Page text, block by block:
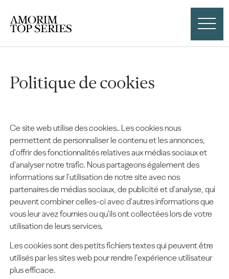
Politique de cookies
Ce site web utilise des cookies.. Les cookies nous
permettent de personnaliser le contenu et les annonces,
d'offrir des fonctionnalités relatives aux médias sociaux et
d'analyser notre trafic. Nous partageons également des
informations sur l'utilisation de notre site avec nos
partenaires de médias sociaux, de publicité et d'analyse, qui
peuvent combiner celles-ci avec d'autres informations que
vous leur avez fournies ou qu'ils ont collectées lors de votre
utilisation de leurs services.
Les cookies sont des petits fichiers textes qui peuvent être
utilisés par les sites web pour rendre l'expérience utilisateur
plus efficace.